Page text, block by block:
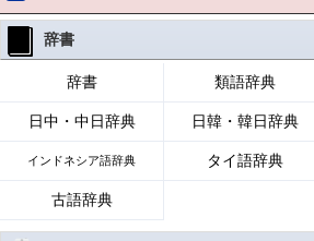
辞書
辞書 類語辞典
日中・中日辞典 日韓・韓日辞典
インドネシア語辞典 タイ語辞典
古語辞典